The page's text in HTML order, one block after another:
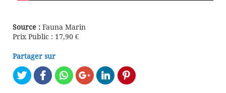
Source : Fauna Marin
Prix Public : 17,90 €
Partager sur